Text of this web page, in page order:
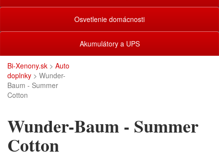
Osvetlenie domácnosti
Akumulátory a UPS
Bi-Xenony.sk > Auto
doplnky > Wunder-
Baum - Summer
Cotton
Wunder-Baum - Summer
Cotton